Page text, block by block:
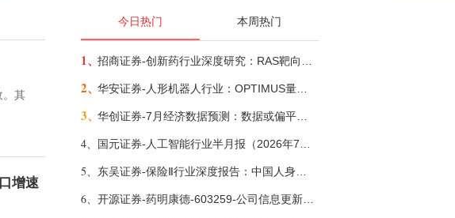
其
增速
今日热门 本周热门
1、
2、
3、
4、
5、
6、